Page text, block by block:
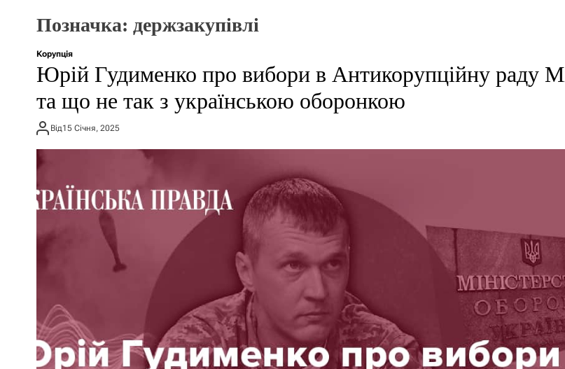
Позначка: держзакупівлі
Корупція
Юрій Гудименко про вибори в Антикорупційну раду
та що не так з українською оборонкою
Від15 Січня, 2025